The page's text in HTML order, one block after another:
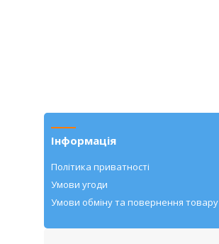
Інформація
Політика приватності
Умови угоди
Умови обміну та повернення товару